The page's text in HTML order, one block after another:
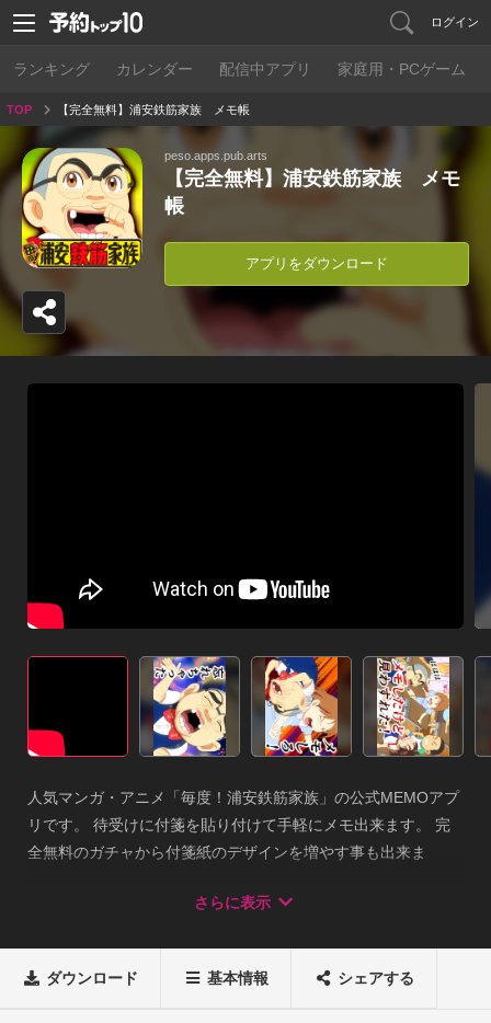
ログイン
ランキング カレンダー 配信中アプリ 家庭用・PCゲーム
TOP 【完全無料】浦安鉄筋家族 メモ帳
peso.apps.pub.arts
【完全無料】浦安鉄筋家族 メモ
帳
アプリをダウンロード
人気マンガ・アニメ「毎度！浦安鉄筋家族」の公式MEMOアプ
リです。 待受けに付箋を貼り付けて手軽にメモ出来ます。 完
全無料のガチャから付箋紙のデザインを増やす事も出来ま
貼り付けてください。ダウンロード後すぐに使える「浦安鉄筋
受けの空きスペースを長押し（ロングタップ）する事で、「ウ
さらに表示
ダウンロード 基本情報 シェアする